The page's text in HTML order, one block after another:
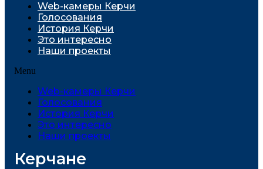
Web-камеры Керчи
Голосования
История Керчи
Это интересно
Наши проекты
Menu
Web-камеры Керчи
Голосования
История Керчи
Это интересно
Наши проекты
Керчане